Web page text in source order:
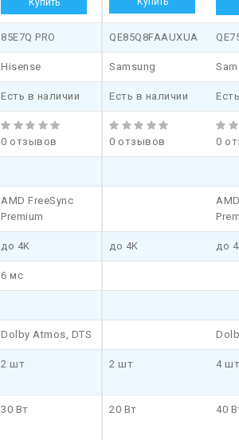
85E7Q PRO QE85Q8FAAUXUA
Hisense Samsung
Есть в наличии Есть в наличии
0 отзывов
0 отзывов 0
AMD FreeSync
Premium
до 4K до 4K до
6 мс
Dolby Atmos, DTS
2 шт 2 шт 4 шт
30 Вт 20 Вт 40